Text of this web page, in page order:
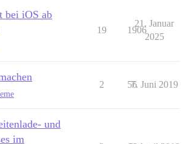
bei iOS ab
19 1906
21. Januar
2025
2 56
7. Juni 2019
und
im